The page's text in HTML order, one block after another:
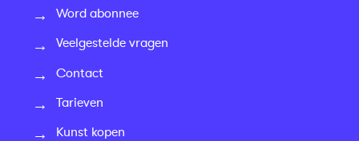
Word abonnee
Veelgestelde vragen
Contact
Tarieven
Kunst kopen